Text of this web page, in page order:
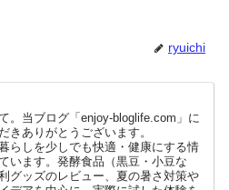
ryuichi
。当ブログ「enjoy-bloglife.com」に
きありがとうございます。
らしを少しでも快適・健康にする情
います。発酵食品（黒豆・小豆な
グッズのレビュー、夏の暑さ対策や